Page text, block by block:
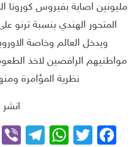
مليونين اصابة بفيروس كورونا
المتحور الهندي بنسبة ترنو
ويدخل العالم وخاصة
مواطنيهم الرافضين لاخذ
نظرية المؤامرة
Facebook
Twitter